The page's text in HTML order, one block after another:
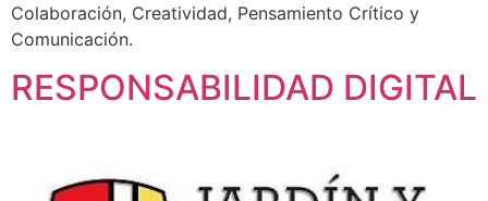
Colaboración, Creatividad, Pensamiento Crítico y
Comunicación.
RESPONSABILIDAD DIGITAL